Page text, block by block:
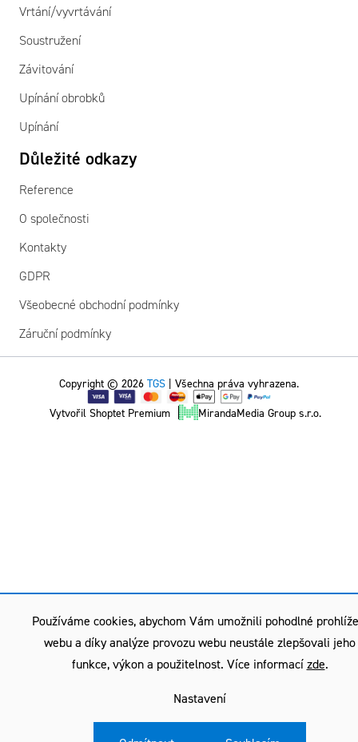
Používáme cookies, abychom Vám umožnili pohodlné
webu a díky analýze provozu webu neustále zlepšovali jeho
funkce, výkon a použitelnost. Více informací zde.
Nastavení
Vrtání/vyvrtávání
Soustružení
Závitování
Upínání obrobků
Upínání
Důležité odkazy
Reference
O společnosti
Kontakty
GDPR
Všeobecné obchodní podmínky
Záruční podmínky
Vytvořil Shoptet Premium MirandaMedia Group s.r.o.
Copyright © 2026 TGS | Všechna práva vyhrazena.